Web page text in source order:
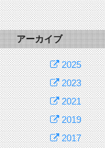
アーカイブ
2025
2023
2021
2019
2017